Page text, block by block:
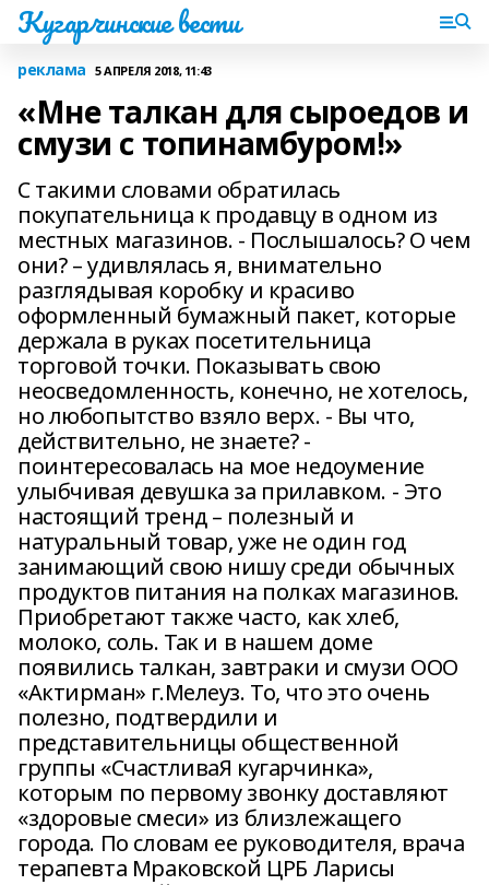
Кугарчинские вести
реклама 5 АПРЕЛЯ 2018, 11:43
«Мне талкан для сыроедов и
смузи с топинамбуром!»
С такими словами обратилась
покупательница к продавцу в одном из
местных магазинов. - Послышалось? О чем
они? – удивлялась я, внимательно
разглядывая коробку и красиво
оформленный бумажный пакет, которые
держала в руках посетительница
торговой точки. Показывать свою
неосведомленность, конечно, не хотелось,
но любопытство взяло верх. - Вы что,
действительно, не знаете? -
поинтересовалась на мое недоумение
улыбчивая девушка за прилавком. - Это
настоящий тренд – полезный и
натуральный товар, уже не один год
занимающий свою нишу среди обычных
продуктов питания на полках магазинов.
Приобретают также часто, как хлеб,
молоко, соль. Так и в нашем доме
появились талкан, завтраки и смузи ООО
«Актирман» г.Мелеуз. То, что это очень
полезно, подтвердили и
представительницы общественной
группы «СчастливаЯ кугарчинка»,
которым по первому звонку доставляют
«здоровые смеси» из близлежащего
города. По словам ее руководителя, врача
терапевта Мраковской ЦРБ Ларисы